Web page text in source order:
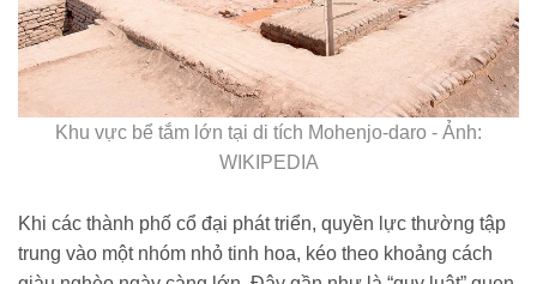
Khu vực bể tắm lớn tại di tích Mohenjo-daro - Ảnh:
WIKIPEDIA
Khi các thành phố cổ đại phát triển, quyền lực thường tập
trung vào một nhóm nhỏ tinh hoa, kéo theo khoảng cách